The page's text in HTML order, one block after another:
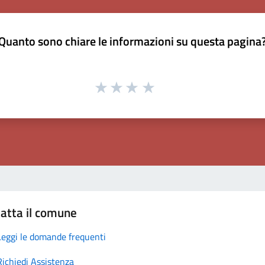
sono chiare le informazioni su questa
il comune
le domande frequenti
Assistenza